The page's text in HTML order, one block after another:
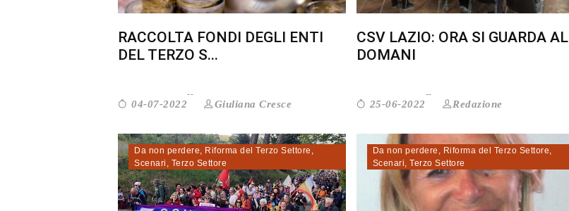
RACCOLTA FONDI DEGLI ENTI
DEL TERZO S...
04-07-2022 Giuliana Cresce
CSV LAZIO: ORA SI GUARDA AL
DOMANI
25-06-2022 Redazione
Da non perdere, Riforma del Terzo Settore ,
Scenari , Terzo Settore
Da non perdere , Riforma del Terzo Settore,
Scenari, Terzo Settore